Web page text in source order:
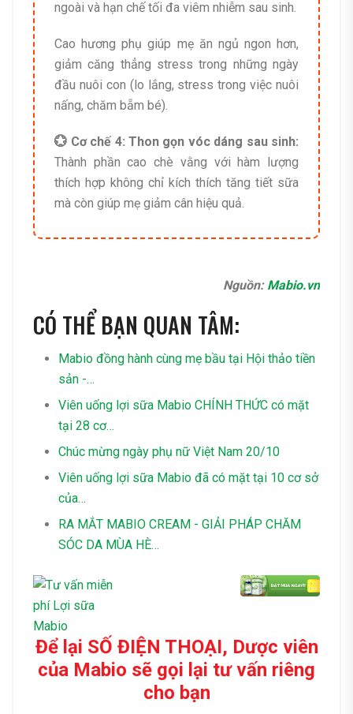
ngoài và hạn chế tối đa viêm nhiễm sau sinh.
Cao hương phụ giúp mẹ ăn ngủ ngon hơn,
giảm căng thẳng stress trong những ngày
đầu nuôi con (lo lắng, stress trong việc nuôi
nấng, chăm bẵm bé).
💮 Cơ chế 4: Thon gọn vóc dáng sau sinh:
Thành phần cao chè vằng với hàm lượng
thích hợp không chỉ kích thích tăng tiết sữa
mà còn giúp mẹ giảm cân hiệu quả.
Nguồn: Mabio.vn
CÓ THỂ BẠN QUAN TÂM:
Mabio đồng hành cùng mẹ bầu tại Hội thảo tiền
sản -…
Viên uống lợi sữa Mabio CHÍNH THỨC có mặt
tại 28 cơ…
Chúc mừng ngày phụ nữ Việt Nam 20/10
Viên uống lợi sữa Mabio đã có mặt tại 10 cơ sở
của…
RA MẮT MABIO CREAM - GIẢI PHÁP CHĂM
SÓC DA MÙA HÈ…
Để lại SỐ ĐIỆN THOẠI, Dược viên
của Mabio sẽ gọi lại tư vấn riêng
cho bạn